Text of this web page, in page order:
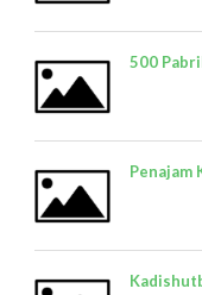
500
Penajam